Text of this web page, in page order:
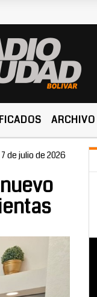
ARCHIVO
7 de julio de 2026